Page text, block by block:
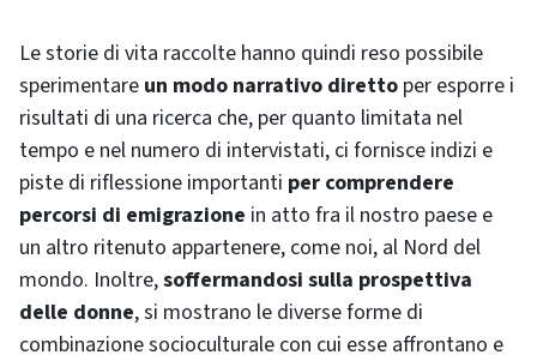
Le storie di vita raccolte hanno quindi reso possibile
sperimentare un modo narrativo diretto per esporre i
risultati di una ricerca che, per quanto limitata nel
tempo e nel numero di intervistati, ci fornisce indizi e
piste di riflessione importanti per comprendere
percorsi di emigrazione in atto fra il nostro paese e
un altro ritenuto appartenere, come noi, al Nord del
mondo. Inoltre,soffermandosi sulla prospettiva
delle donne, si mostrano le diverse forme di
combinazione socioculturale con cui esse affrontano e